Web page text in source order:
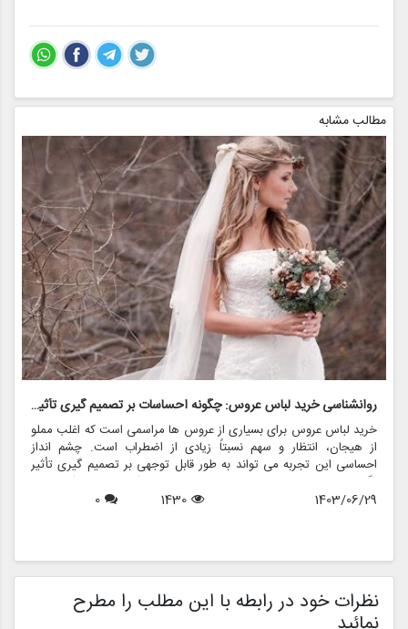
مطالب مشابه
روانشناسی خرید لباس عروس: چگونه احساسات بر تصمیم گیری تأثیر می گذارد
خرید لباس عروس برای بسیاری از عروس ها مراسمی است که اغلب مملو
از هیجان، انتظار و سهم نسبتاً زیادی از اضطراب است. چشم انداز
احساسی این تجربه می تواند به طور قابل توجهی بر تصمیم گیری تأثیر
بگذارد و منجر به انتخاب هایی شود که نه تنها سبک شخصی بلکه عوامل
روانی عمیق تری را نیز منعکس می کند. در این مقاله، روانشناسی خرید
1403/06/29
1430
0
نظرات خود در رابطه با این مطلب را مطرح